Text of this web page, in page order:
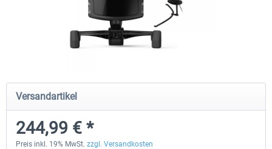
Natural Point - TrackIR 5 Standard Set
199,99 € *
Natural Point - TrackIR 5
Versandartikel
244,99 € *
Preis inkl. 19% MwSt. zzgl. Versandkosten